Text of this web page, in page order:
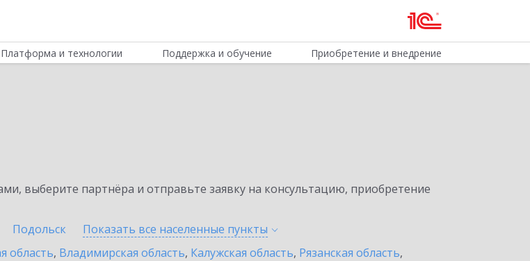
Платформа и технологии Поддержка и обучение Приобретение и внедрение
выберите партнёра и отправьте заявку на консультацию, приобретение
Подольск Показать все населенные пункты
область, Владимирская область, Калужская область, Рязанская область,